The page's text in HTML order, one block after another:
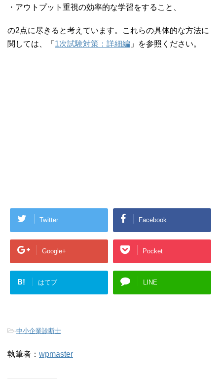
・アウトプット重視の効率的な学習をすること、
の2点に尽きると考えています。これらの具体的な方法に
関しては、「 1次試験対策：詳細編 」を参照ください。
Twitter Facebook
Google+ Pocket
B! はてブ LINE
-中小企業診断士
執筆者： wpmaster